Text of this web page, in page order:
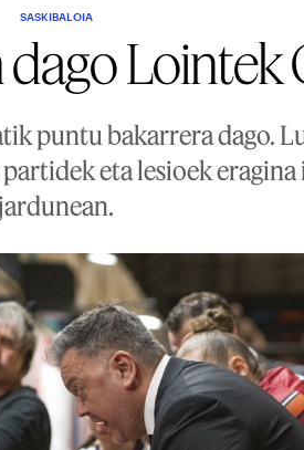
SASKIBALOIA
Lointek
puntu bakarrera dago.
eta lesioek